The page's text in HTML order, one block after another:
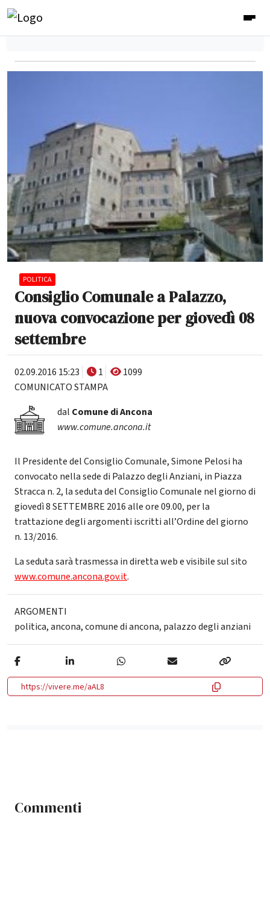
POLITICA
Consiglio Comunale a Palazzo,
nuova convocazione per giovedì 08
settembre
02.09.2016 15:23 1
1099
COMUNICATO STAMPA
dal Comune di Ancona
www.comune.ancona.it
Il Presidente del Consiglio Comunale, Simone Pelosi ha
convocato nella sede di Palazzo degli Anziani, in Piazza
Stracca n. 2, la seduta del Consiglio Comunale nel giorno di
giovedì 8 SETTEMBRE 2016 alle ore 09.00, per la
trattazione degli argomenti iscritti all’Ordine del giorno
n. 13/2016.
La seduta sarà trasmessa in diretta web e visibile sul sito
www.comune.ancona.gov.it.
ARGOMENTI
politica,ancona,comune di ancona, palazzo degli anziani
https://vivere.me/aAL8
Commenti